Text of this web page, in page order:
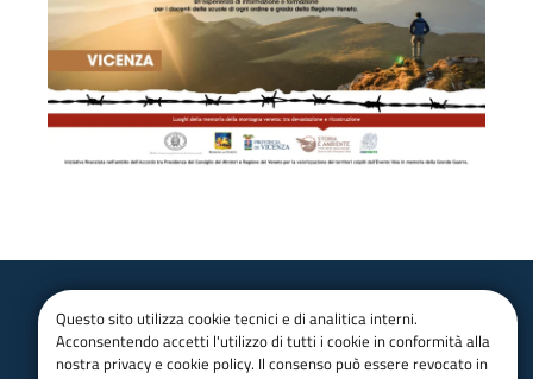
Club Alpino Italiano
Veneto
Questo sito utilizza cookie tecnici e di analitica interni.
Acconsentendo accetti l'utilizzo di tutti i cookie in conformità alla
nostra privacy e cookie policy. Il consenso può essere revocato in